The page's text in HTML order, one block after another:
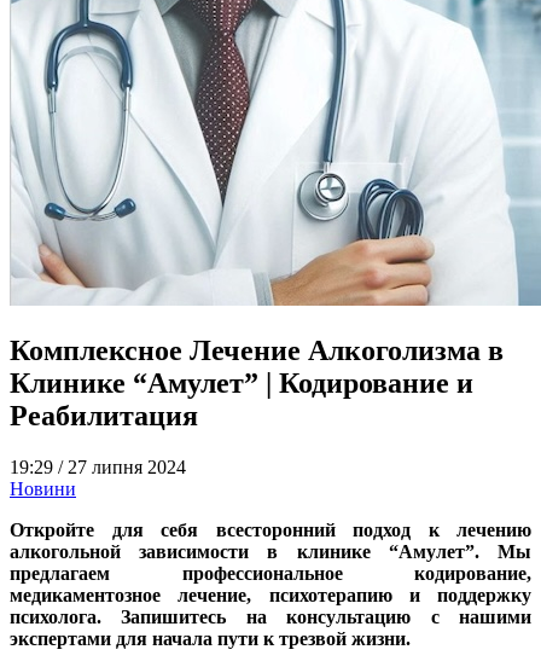
Комплексное Лечение Алкоголизма в
Клинике “Амулет” | Кодирование и
Реабилитация
19:29 / 27 липня 2024
Новини
Откройте для себя всесторонний подход к лечению
алкогольной зависимости в клинике “Амулет”. Мы
предлагаем профессиональное кодирование,
медикаментозное лечение, психотерапию и поддержку
психолога. Запишитесь на консультацию с нашими
экспертами для начала пути к трезвой жизни.